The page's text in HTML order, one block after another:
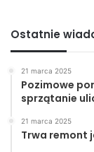
Ostatnie
21 marca 2025
Pozimowe
sprzątanie
21 marca 2025
Trwa remont